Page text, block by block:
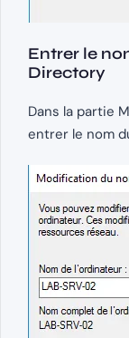
Entrer le
Directory
Dans la partie
entrer le nom